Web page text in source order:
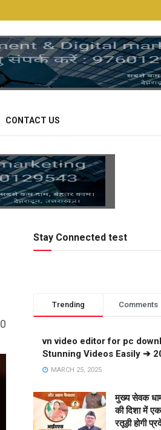
CONTACT US
0
Stay Connected test
Trending Comments
vn video editor for pc
Stunning Videos Easily ➔
MARCH 25, 2025
मुख्य सेवक
की दिशा में
रतूड़ी होगी